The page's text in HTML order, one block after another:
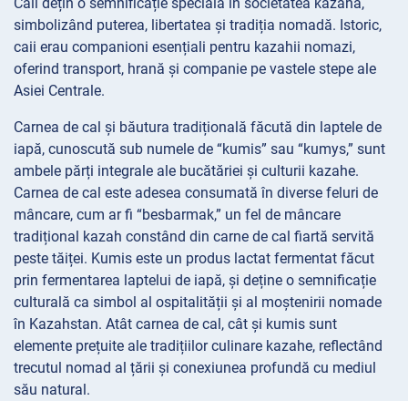
simbolizând puterea, libertatea și tradiția nomadă. Istoric,
caii erau companioni esențiali pentru kazahii nomazi,
oferind transport, hrană și companie pe vastele stepe ale
Asiei Centrale.
Carnea de cal și băutura tradițională făcută din laptele de
iapă, cunoscută sub numele de “kumis” sau “kumys,” sunt
ambele părți integrale ale bucătăriei și culturii kazahe.
Carnea de cal este adesea consumată în diverse feluri de
mâncare, cum ar fi “besbarmak,” un fel de mâncare
tradițional kazah constând din carne de cal fiartă servită
peste tăiței. Kumis este un produs lactat fermentat făcut
prin fermentarea laptelui de iapă, și deține o semnificație
culturală ca simbol al ospitalității și al moștenirii nomade
în Kazahstan. Atât carnea de cal, cât și kumis sunt
elemente prețuite ale tradițiilor culinare kazahe, reflectând
trecutul nomad al țării și conexiunea profundă cu mediul
său natural.